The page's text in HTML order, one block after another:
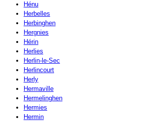
Hénu
Herbelles
Herbinghen
Hergnies
Hérin
Herlies
Herlin-le-Sec
Herlincourt
Herly
Hermaville
Hermelinghen
Hermies
Hermin